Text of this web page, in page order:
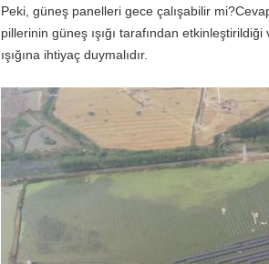
Peki, güneş panelleri gece çalışabilir
pillerinin güneş ışığı tarafından
ışığına ihtiyaç duymalıdır.